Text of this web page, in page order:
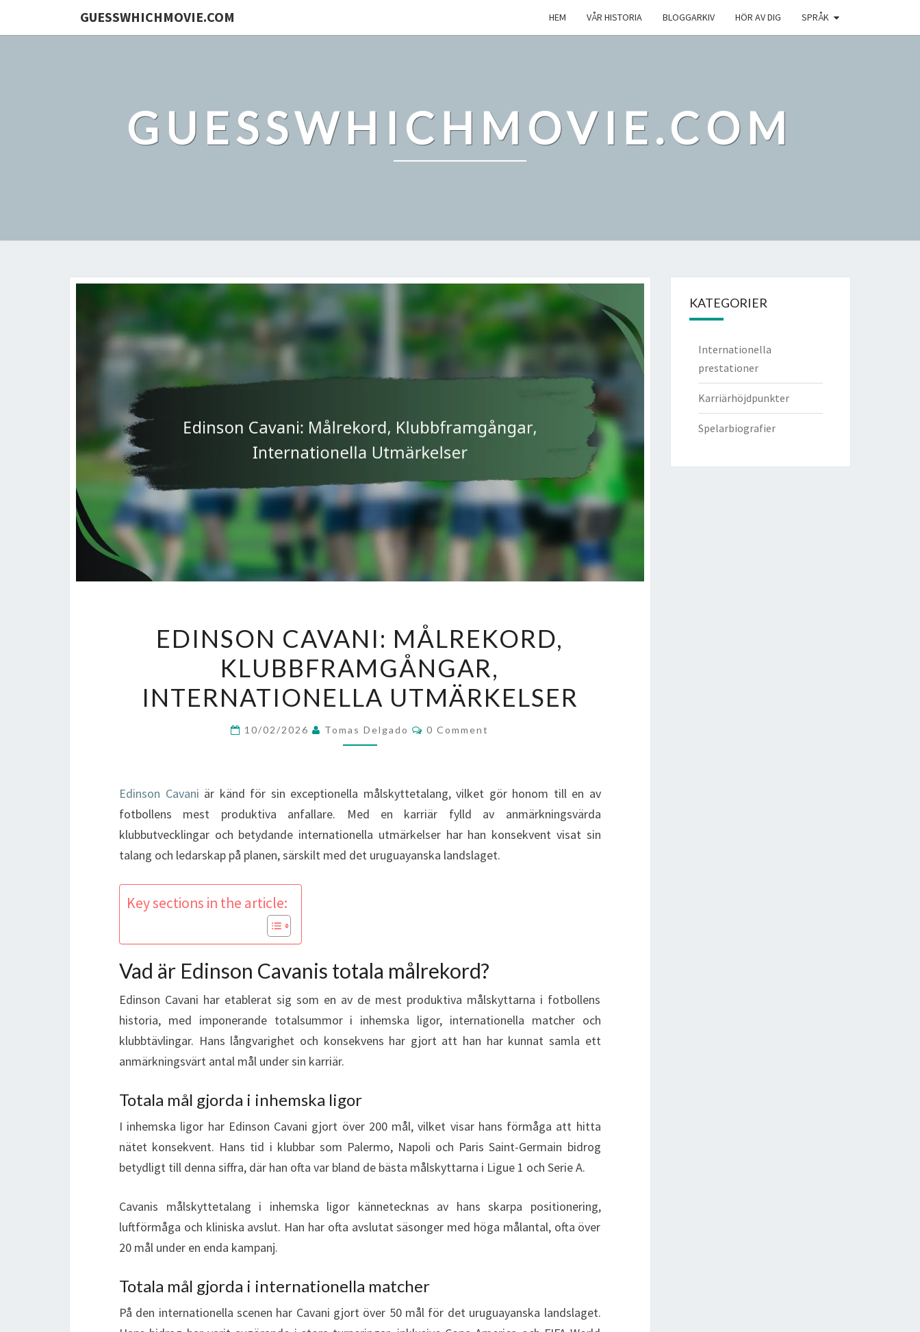
GUESSWHICHMOVIE.COM HEM VÅR HISTORIA BLOGGARKIV HÖR AV DIG SPRÅK
GUESSWHICHMOVIE.COM
CAVANI:
MÅLREKORD,
KLUBBFRAMGÅNGAR,
INTERNATIONELLA
EDINSON CAVANI: MÅLREKORD,
KLUBBFRAMGÅNGAR,
INTERNATIONELLA UTMÄRKELSER
10/02/2026 Tomas Delgado Comments
0 Comment
Edinson Cavani är känd för sin exceptionella målskyttetalang, vilket gör honom till en av
fotbollens mest produktiva anfallare. Med en karriär fylld av anmärkningsvärda
klubbutvecklingar och betydande internationella utmärkelser har han konsekvent visat sin
talang och ledarskap på planen, särskilt med det uruguayanska landslaget.
Key sections in the article:
Vad är Edinson Cavanis totala målrekord?
Edinson Cavani har etablerat sig som en av de mest produktiva målskyttarna i fotbollens
historia, med imponerande totalsummor i inhemska ligor, internationella matcher och
klubbtävlingar. Hans långvarighet och konsekvens har gjort att han har kunnat samla ett
anmärkningsvärt antal mål under sin karriär.
Totala mål gjorda i inhemska ligor
I inhemska ligor har Edinson Cavani gjort över 200 mål, vilket visar hans förmåga att hitta
nätet konsekvent. Hans tid i klubbar som Palermo, Napoli och Paris Saint-Germain bidrog
betydligt till denna siffra, där han ofta var bland de bästa målskyttarna i Ligue 1 och Serie A.
Cavanis målskyttetalang i inhemska ligor kännetecknas av hans skarpa positionering,
luftförmåga och kliniska avslut. Han har ofta avslutat säsonger med höga målantal, ofta över
20 mål under en enda kampanj.
Totala mål gjorda i internationella matcher
På den internationella scenen har Cavani gjort över 50 mål för det uruguayanska landslaget.
KATEGORIER
Internationella
prestationer
Karriärhöjdpunkter
Spelarbiografier